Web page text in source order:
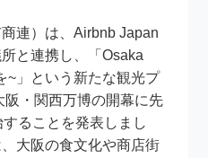
連）は、Airbnb Japan
と連携し、「Osaka
~」という新たな観光プ
阪・関西万博の開幕に先
ることを発表しまし
大阪の食文化や商店街